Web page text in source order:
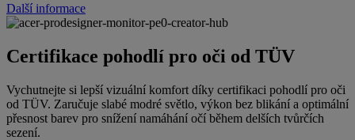
Další informace
Certifikace pohodlí pro oči od TÜV
Vychutnejte si lepší vizuální komfort díky certifikaci pohodlí pro oči
od TÜV. Zaručuje slabé modré světlo, výkon bez blikání a optimální
přesnost barev pro snížení namáhání očí během delších tvůrčích
sezení.